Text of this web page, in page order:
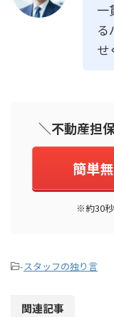
一
る
せ
＼不動産担
簡単
※約30
-スタッフの独り言
関連記事